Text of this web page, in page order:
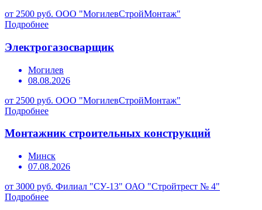
от 2500 руб. ООО "МогилевСтройМонтаж"
Подробнее
Электрогазосварщик
Могилев
08.08.2026
от 2500 руб. ООО "МогилевСтройМонтаж"
Подробнее
Монтажник строительных конструкций
Минск
07.08.2026
от 3000 руб. Филиал "СУ-13" ОАО "Стройтрест № 4"
Подробнее